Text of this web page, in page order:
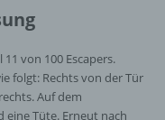
von 100 Escapers.
folgt: Rechts von der Tür
Auf dem
eine Tüte. Erneut nach